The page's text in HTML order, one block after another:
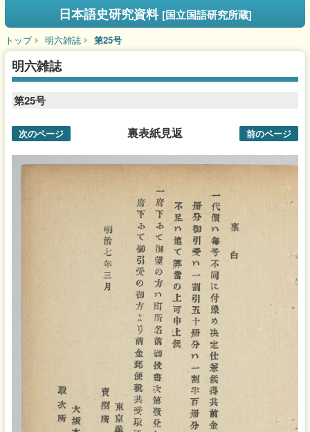
日本語史研究資料 [国立国語研究所蔵]
トップ 明六雑誌 第25号
明六雑誌
第25号
裏表紙見返
次のページ 前のページ